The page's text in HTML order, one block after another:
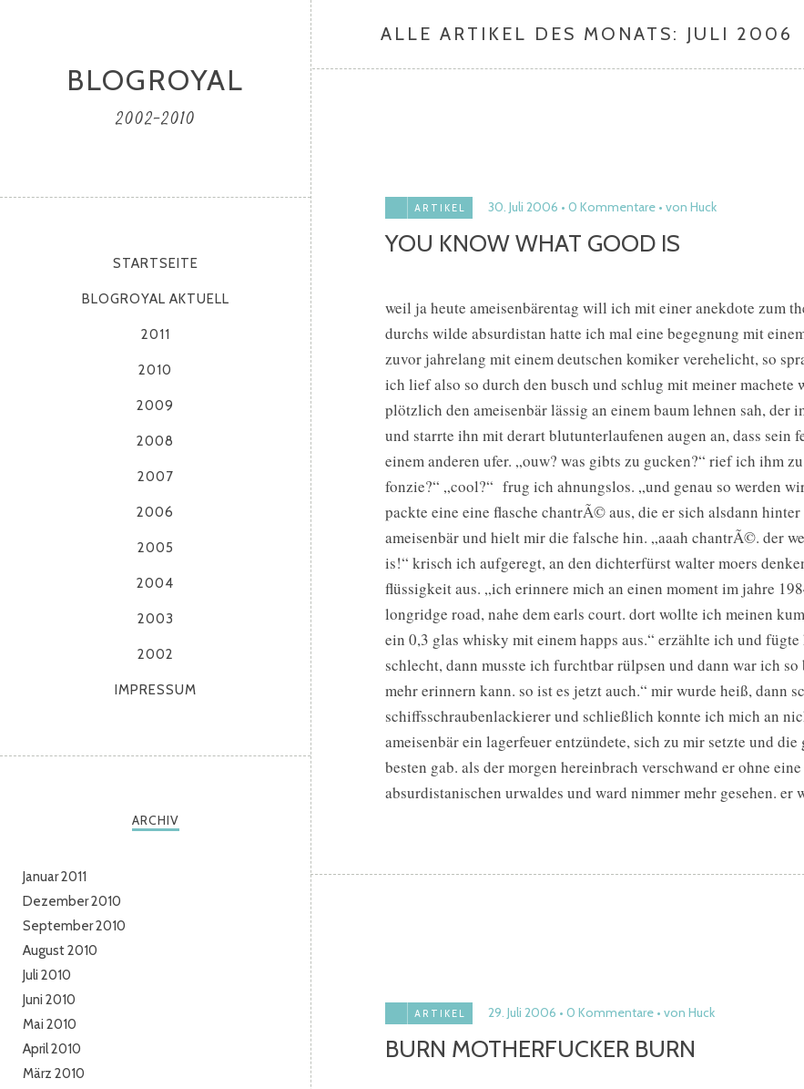
BLOGROYAL
2002-2010
STARTSEITE
BLOGROYAL AKTUELL
2011
2010
2009
2008
2007
2006
2005
2004
2003
2002
IMPRESSUM
ARCHIV
Januar 2011
Dezember 2010
September 2010
August 2010
Juli 2010
Juni 2010
Mai 2010
April 2010
März 2010
ALLE ARTIKEL DES MONATS: JULI 2006
ARTIKEL 30. Juli 2006 0 Kommentare von Huck
YOU KNOW WHAT GOOD IS
weil ja heute ameisenbärentag will ich mit einer anekdote zum
durchs wilde absurdistan hatte ich mal eine begegnung mit
zuvor jahrelang mit einem deutschen komiker verehelicht, so
ich lief also so durch den busch und schlug mit meiner machete
plötzlich den ameisenbär lässig an einem baum lehnen sah,
und starrte ihn mit derart blutunterlaufenen augen an, dass sein
einem anderen ufer. „ouw? was gibts zu gucken?“ rief ich ihm
fonzie?“ „cool?“ frug ich ahnungslos. „und genau so werden
packte eine eine flasche chantrÃ© aus, die er sich alsdann
ameisenbär und hielt mir die falsche hin. „aaah chantrÃ©. der
is!“ krisch ich aufgeregt, an den dichterfürst walter moers
flüssigkeit aus. „ich erinnere mich an einen moment im jahre
longridge road, nahe dem earls court. dort wollte ich meinen
ein 0,3 glas whisky mit einem happs aus.“ erzählte ich und
schlecht, dann musste ich furchtbar rülpsen und dann war ich
mehr erinnern kann. so ist es jetzt auch.“ mir wurde heiß, dann
schiffsschraubenlackierer und schließlich konnte ich mich an
ameisenbär ein lagerfeuer entzündete, sich zu mir setzte und
besten gab. als der morgen hereinbrach verschwand er ohne
absurdistanischen urwaldes und ward nimmer mehr gesehen. er
ARTIKEL 29. Juli 2006 0 Kommentare von Huck
BURN MOTHERFUCKER BURN